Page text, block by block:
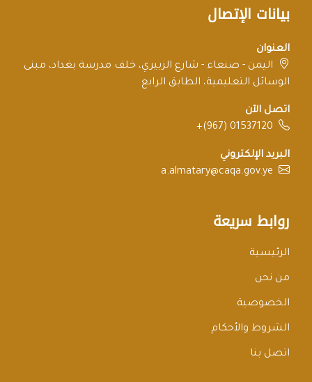
بيانات الإتصال
العنوان
اليمن - صنعاء - شارع الزبيري، خلف مدرسة بغداد، مبنى
الوسائل التعليمية، الطابق الرابع
اتصل الآن
+(967) 01537120
البريد الإلكتروني
a.almatary@caqa.gov.ye
روابط سريعة
الرئيسية
من نحن
الخصوصية
الشروط والأحكام
اتصل بنا